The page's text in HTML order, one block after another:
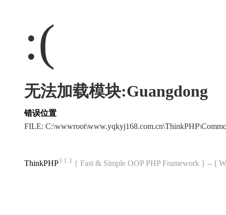
:(
无法加载模块:Guangdong
错误位置
FILE:
ThinkPHP3.1.3 { Fast & Simple OOP PHP Framework } -- [